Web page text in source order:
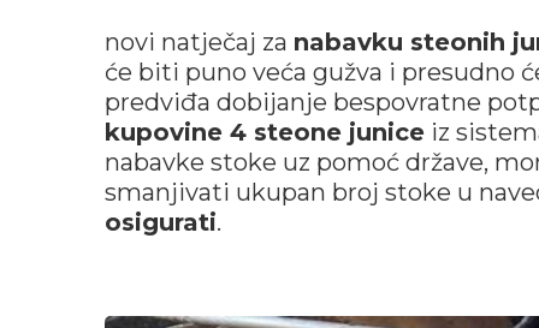
novi natječaj za nabavku steonih
će biti puno veća gužva i presudno
predviđa dobijanje bespovratne
kupovine 4 steone junice iz
nabavke stoke uz pomoć države,
smanjivati ukupan broj stoke u
osigurati.